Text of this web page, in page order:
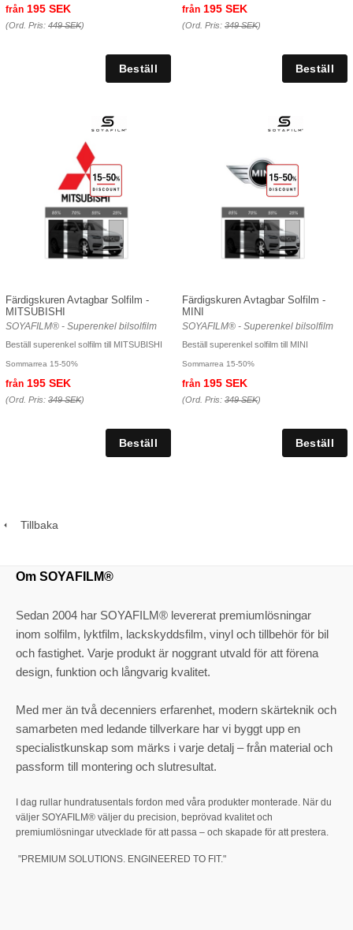
från 195 SEK
(Ord. Pris: 449 SEK)
från 195 SEK
(Ord. Pris: 349 SEK)
Färdigskuren Avtagbar Solfilm -
MITSUBISHI
SOYAFILM® - Superenkel bilsolfilm
Beställ superenkel solfilm till MITSUBISHI
Sommarrea 15-50%
från 195 SEK
(Ord. Pris: 349 SEK)
Färdigskuren Avtagbar Solfilm -
MINI
SOYAFILM® - Superenkel bilsolfilm
Beställ superenkel solfilm till MINI
Sommarrea 15-50%
från 195 SEK
(Ord. Pris: 349 SEK)
Tillbaka
Om SOYAFILM®
Sedan 2004 har SOYAFILM® levererat premiumlösningar
inom solfilm, lyktfilm, lackskyddsfilm, vinyl och tillbehör för bil
och fastighet. Varje produkt är noggrant utvald för att förena
design, funktion och långvarig kvalitet.
Med mer än två decenniers erfarenhet, modern skärteknik och
samarbeten med ledande tillverkare har vi byggt upp en
specialistkunskap som märks i varje detalj – från material och
passform till montering och slutresultat.
I dag rullar hundratusentals fordon med våra produkter monterade. När du
väljer SOYAFILM® väljer du precision, beprövad kvalitet och
premiumlösningar utvecklade för att passa – och skapade för att prestera.
"PREMIUM SOLUTIONS. ENGINEERED TO FIT."